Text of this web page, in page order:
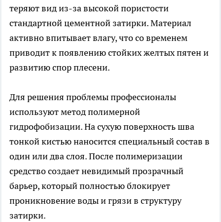
теряют вид из-за высокой пористости
стандартной цементной затирки. Материал
активно впитывает влагу, что со временем
приводит к появлению стойких желтых пятен и
развитию спор плесени.
Для решения проблемы профессионалы
используют метод полимерной
гидрофобизации. На сухую поверхность шва
тонкой кистью наносится специальный состав в
один или два слоя. После полимеризации
средство создает невидимый прозрачный
барьер, который полностью блокирует
проникновение воды и грязи в структуру
затирки.